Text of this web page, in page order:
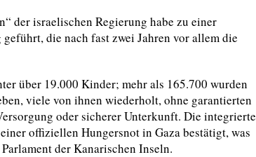
der israelischen Regierung habe zu einer
die nach fast zwei Jahren vor allem die
über 19.000 Kinder; mehr als 165.700 wurden
viele von ihnen wiederholt, ohne garantierten
oder sicherer Unterkunft. Die integrierte
offiziellen Hungersnot in Gaza bestätigt, was
der Kanarischen Inseln.